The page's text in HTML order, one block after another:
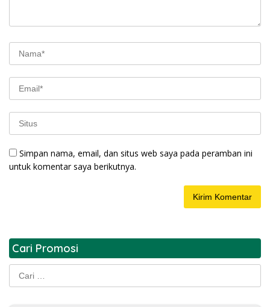
Simpan nama, email, dan situs web saya pada peramban ini
untuk komentar saya berikutnya.
Cari Promosi